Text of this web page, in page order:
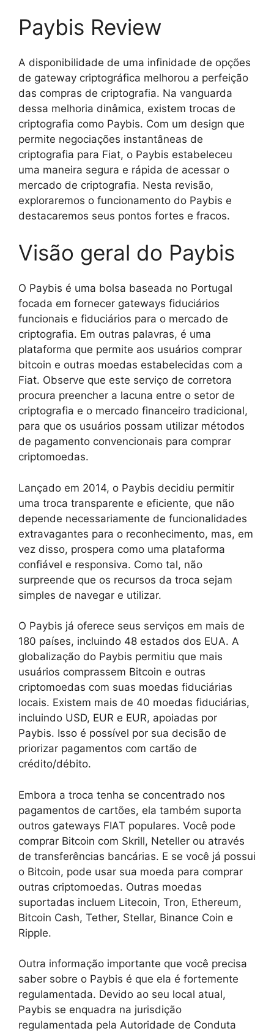
Paybis Review
A disponibilidade de uma infinidade de opções
de gateway criptográfica melhorou a perfeição
das compras de criptografia. Na vanguarda
dessa melhoria dinâmica, existem trocas de
criptografia como Paybis. Com um design que
permite negociações instantâneas de
criptografia para Fiat, o Paybis estabeleceu
uma maneira segura e rápida de acessar o
mercado de criptografia. Nesta revisão,
exploraremos o funcionamento do Paybis e
destacaremos seus pontos fortes e fracos.
Visão geral do Paybis
O Paybis é uma bolsa baseada no Portugal
focada em fornecer gateways fiduciários
funcionais e fiduciários para o mercado de
criptografia. Em outras palavras, é uma
plataforma que permite aos usuários comprar
bitcoin e outras moedas estabelecidas com a
Fiat. Observe que este serviço de corretora
procura preencher a lacuna entre o setor de
criptografia e o mercado financeiro tradicional,
para que os usuários possam utilizar métodos
de pagamento convencionais para comprar
criptomoedas.
Lançado em 2014, o Paybis decidiu permitir
uma troca transparente e eficiente, que não
depende necessariamente de funcionalidades
extravagantes para o reconhecimento, mas, em
vez disso, prospera como uma plataforma
confiável e responsiva. Como tal, não
surpreende que os recursos da troca sejam
simples de navegar e utilizar.
O Paybis já oferece seus serviços em mais de
180 países, incluindo 48 estados dos EUA. A
globalização do Paybis permitiu que mais
usuários comprassem Bitcoin e outras
criptomoedas com suas moedas fiduciárias
locais. Existem mais de 40 moedas fiduciárias,
incluindo USD, EUR e EUR, apoiadas por
Paybis. Isso é possível por sua decisão de
priorizar pagamentos com cartão de
crédito/débito.
Embora a troca tenha se concentrado nos
pagamentos de cartões, ela também suporta
outros gateways FIAT populares. Você pode
comprar Bitcoin com Skrill, Neteller ou através
de transferências bancárias. E se você já possui
o Bitcoin, pode usar sua moeda para comprar
outras criptomoedas. Outras moedas
suportadas incluem Litecoin, Tron, Ethereum,
Bitcoin Cash, Tether, Stellar, Binance Coin e
Ripple.
Outra informação importante que você precisa
saber sobre o Paybis é que ela é fortemente
regulamentada. Devido ao seu local atual,
Paybis se enquadra na jurisdição
regulamentada pela Autoridade de Conduta